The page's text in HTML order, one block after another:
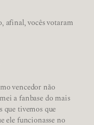
afinal, vocês votaram
vencedor não
a fanbase do mais
que tivemos que
ele funcionasse no